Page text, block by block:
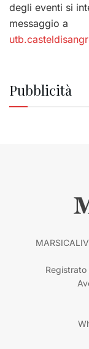
degli eventi si
messaggio a
Pubblicità